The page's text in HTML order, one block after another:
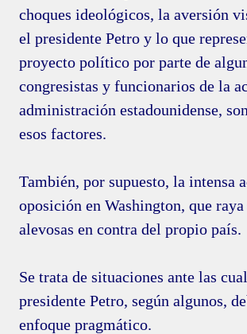
choques ideológicos, la aversión
el presidente Petro y lo que
proyecto político por parte de
congresistas y funcionarios de la
administración estadounidense,
esos factores.
También, por supuesto, la intensa
oposición en Washington, que
alevosas en contra del propio país.
Se trata de situaciones ante las
presidente Petro, según algunos,
enfoque pragmático.